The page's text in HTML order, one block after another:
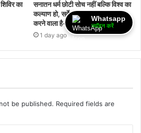
का
सनातन धर्म छोटी सोच नहीं बल्कि विश्व का
कल्याण हो, सर्वे भवंतु सुखिन् की कामना
करने वाला है- डॉ पं नागर जी
1 day ago
be published. Required fields are
Whatsapp
ज्वॉइन करें